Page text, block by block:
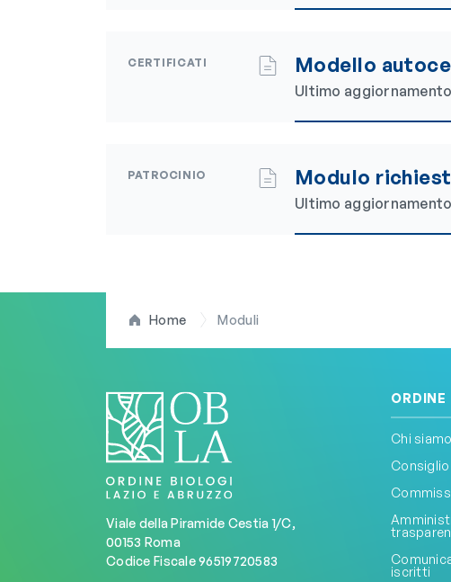
CERTIFICATI Modello
Ultimo
PATROCINIO Modulo
Ultimo
Home Moduli
Viale della Piramide Cestia 1/C,
00153 Roma
Codice Fiscale 96519720583
ORDINE
Chi siamo
iscritti